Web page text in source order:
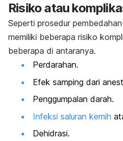
Risiko atau
Seperti prosedur
memiliki beberapa risiko
beberapa di antaranya.
Perdarahan.
Efek samping dari
Penggumpalan darah.
Infeksi saluran kemih
Dehidrasi.